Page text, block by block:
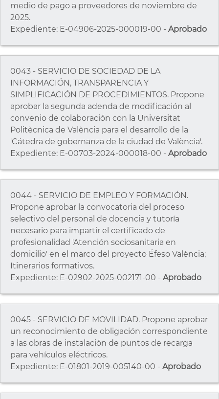
medio de pago a proveedores de noviembre de
2025.
Expediente: E-04906-2025-000019-00 - Aprobado
0043 - SERVICIO DE SOCIEDAD DE LA
INFORMACIÓN, TRANSPARENCIA Y
SIMPLIFICACIÓN DE PROCEDIMIENTOS. Propone
aprobar la segunda adenda de modificación al
convenio de colaboración con la Universitat
Politècnica de València para el desarrollo de la
'Cátedra de gobernanza de la ciudad de València'.
Expediente: E-00703-2024-000018-00 - Aprobado
0044 - SERVICIO DE EMPLEO Y FORMACIÓN.
Propone aprobar la convocatoria del proceso
selectivo del personal de docencia y tutoría
necesario para impartir el certificado de
profesionalidad 'Atención sociosanitaria en
domicilio' en el marco del proyecto Éfeso València;
Itinerarios formativos.
Expediente: E-02902-2025-002171-00 - Aprobado
0045 - SERVICIO DE MOVILIDAD. Propone aprobar
un reconocimiento de obligación correspondiente
a las obras de instalación de puntos de recarga
para vehículos eléctricos.
Expediente: E-01801-2019-005140-00 - Aprobado